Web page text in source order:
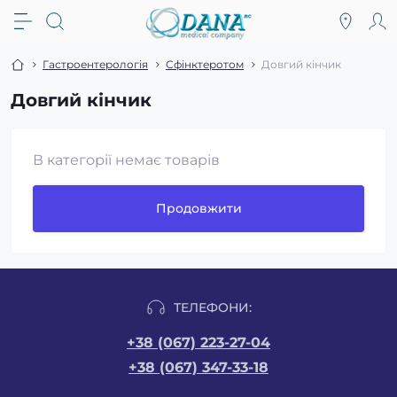
Гастроентерологія Сфінктеротом Довгий кінчик
Довгий кінчик
В категорії немає товарів
Продовжити
ТЕЛЕФОНИ:
+38 (067) 223-27-04
+38 (067) 347-33-18